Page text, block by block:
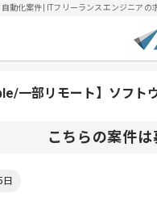
動化案件| ITフリーランスエンジニア
一部リモート】ソフト
こちらの案件